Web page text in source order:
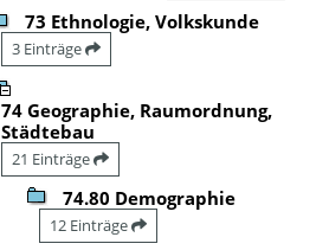
73 Ethnologie, Volkskunde
3 Einträge
74 Geographie, Raumordnung,
Städtebau
21 Einträge
74.80 Demographie
12 Einträge